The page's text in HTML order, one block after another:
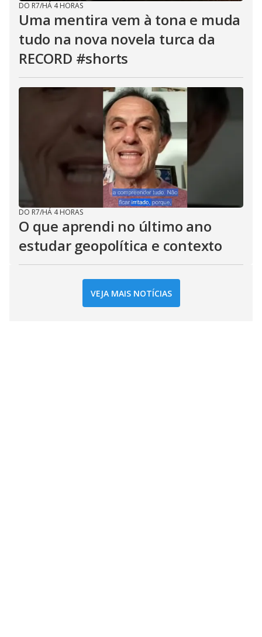
DO R7/HÁ 4 HORAS
Uma mentira vem à tona e muda
tudo na nova novela turca da
RECORD #shorts
DO R7/HÁ 4 HORAS
O que aprendi no último ano
estudar geopolítica e contexto
VEJA MAIS NOTÍCIAS